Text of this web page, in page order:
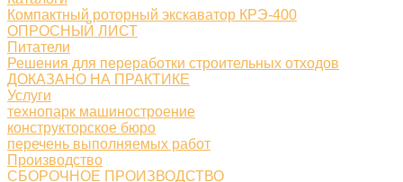
Компактный роторный экскаватор КРЭ-400
ОПРОСНЫЙ ЛИСТ
Питатели
Решения для переработки строительных отходов
ДОКАЗАНО НА ПРАКТИКЕ
Услуги
технопарк машиностроение
конструкторское бюро
перечень выполняемых работ
Производство
СБОРОЧНОЕ ПРОИЗВОДСТВО